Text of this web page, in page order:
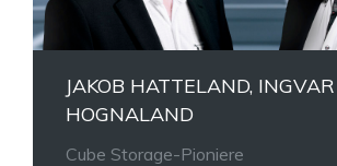
JAKOB HATTELAND, INGVAR
HOGNALAND
Cube Storage-Pioniere